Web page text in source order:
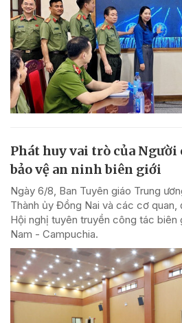
Phát huy vai trò của
bảo vệ an ninh biên giới
Ngày 6/8, Ban Tuyên giáo Trung
Thành ủy Đồng Nai và các cơ
Hội nghị tuyên truyền công tác biên
Nam - Campuchia.